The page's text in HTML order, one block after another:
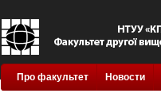
Про факультет Новости